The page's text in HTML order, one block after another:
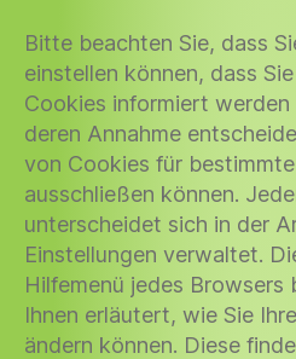
Bitte beachten Sie, dass
einstellen können, dass
Cookies informiert werden
deren Annahme
von Cookies für
ausschließen können.
unterscheidet sich in der
Einstellungen verwaltet.
Hilfemenü jedes Browsers
Ihnen erläutert, wie Sie
ändern können. Diese